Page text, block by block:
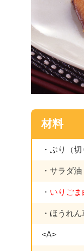
材料
・ぶり（
・サラダ
・ いりごま
・ほうれ
<A>